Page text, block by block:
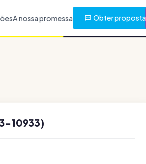
A nossa promessa Obter proposta
10933)